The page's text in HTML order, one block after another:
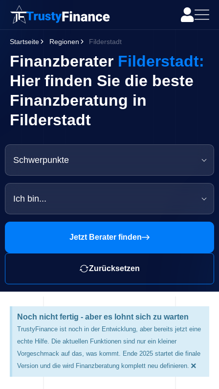
Startseite Regionen Filderstadt
Finanzberater Filderstadt:
Hier finden Sie die beste
Finanzberatung in
Filderstadt
Schwerpunkte
Ich bin...
Jetzt Berater finden
Zurücksetzen
Noch nicht fertig - aber es lohnt sich zu warten
TrustyFinance ist noch in der Entwicklung, aber bereits jetzt eine
echte Hilfe. Die aktuellen Funktionen sind nur ein kleiner
Vorgeschmack auf das, was kommt. Ende 2025 startet die finale
Version und die wird Finanzberatung komplett neu definieren. ×